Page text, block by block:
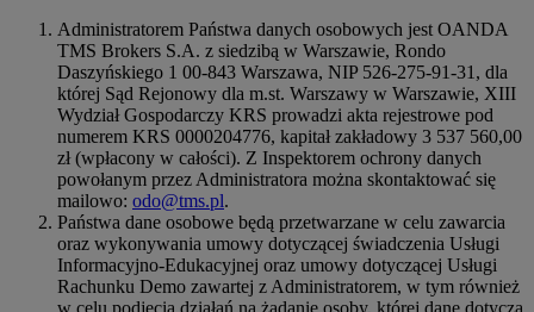
Administratorem Państwa danych osobowych jest OANDA
TMS Brokers S.A. z siedzibą w Warszawie, Rondo
Daszyńskiego 1 00-843 Warszawa, NIP 526-275-91-31, dla
której Sąd Rejonowy dla m.st. Warszawy w Warszawie, XIII
Wydział Gospodarczy KRS prowadzi akta rejestrowe pod
numerem KRS 0000204776, kapitał zakładowy 3 537 560,00
zł (wpłacony w całości). Z Inspektorem ochrony danych
powołanym przez Administratora można skontaktować się
mailowo: odo@tms.pl.
Państwa dane osobowe będą przetwarzane w celu zawarcia
oraz wykonywania umowy dotyczącej świadczenia Usługi
Informacyjno-Edukacyjnej oraz umowy dotyczącej Usługi
Rachunku Demo zawartej z Administratorem, w tym również
w celu podjęcia działań na żądanie osoby, której dane dotyczą